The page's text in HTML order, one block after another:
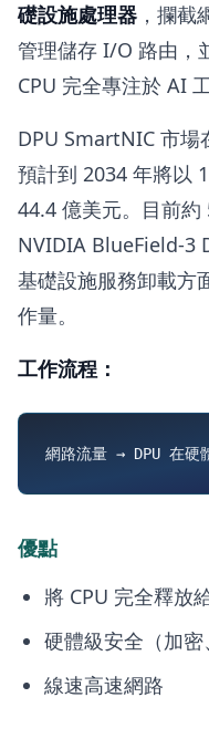
礎設施處理器 ，攔截
管理儲存 I/O 路由
CPU 完全專注於 AI
DPU SmartNIC 市場
預計到 2034 年將以
44.4 億美元。目前約
NVIDIA BlueField-3
基礎設施服務卸載方
作量。
工作流程：
優點
將 CPU 完全釋放
硬體級安全（加密
線速高速網路